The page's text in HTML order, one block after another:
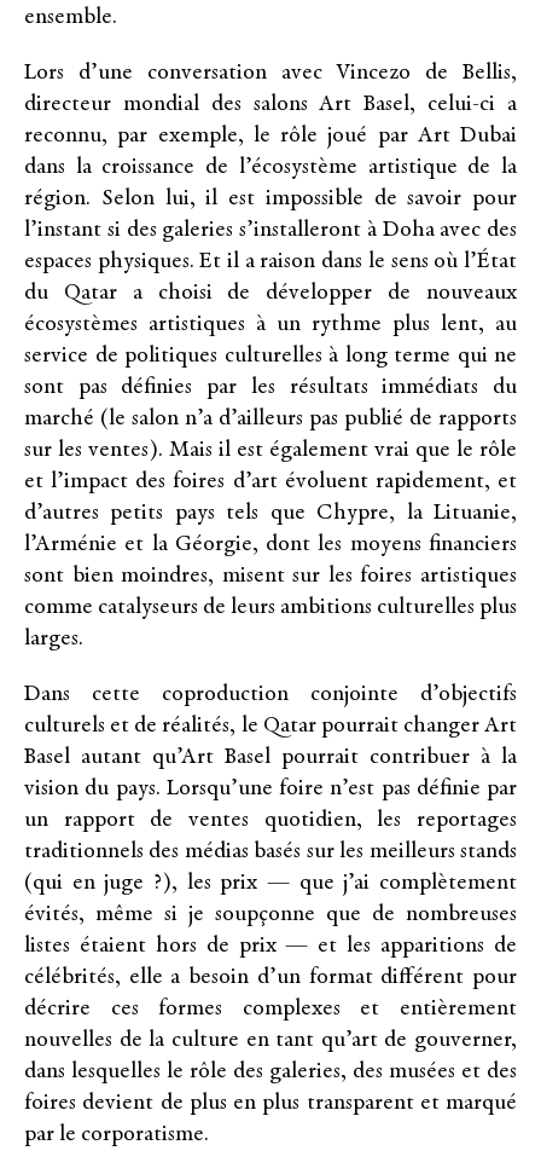
ensemble.
Lors d’une conversation avec Vincezo de Bellis,
directeur mondial des salons Art Basel, celui-ci a
reconnu, par exemple, le rôle joué par Art Dubai
dans la croissance de l’écosystème artistique de la
région. Selon lui, il est impossible de savoir pour
l’instant si des galeries s’installeront à Doha avec des
espaces physiques. Et il a raison dans le sens où l’État
du Qatar a choisi de développer de nouveaux
écosystèmes artistiques à un rythme plus lent, au
service de politiques culturelles à long terme qui ne
sont pas définies par les résultats immédiats du
marché (le salon n’a d’ailleurs pas publié de rapports
sur les ventes). Mais il est également vrai que le rôle
et l’impact des foires d’art évoluent rapidement, et
d’autres petits pays tels que Chypre, la Lituanie,
l’Arménie et la Géorgie, dont les moyens financiers
sont bien moindres, misent sur les foires artistiques
comme catalyseurs de leurs ambitions culturelles plus
larges.
Dans cette coproduction conjointe d’objectifs
culturels et de réalités, le Qatar pourrait changer Art
Basel autant qu’Art Basel pourrait contribuer à la
vision du pays. Lorsqu’une foire n’est pas définie par
un rapport de ventes quotidien, les reportages
traditionnels des médias basés sur les meilleurs stands
(qui en juge ?), les prix — que j’ai complètement
évités, même si je soupçonne que de nombreuses
listes étaient hors de prix — et les apparitions de
célébrités, elle a besoin d’un format différent pour
décrire ces formes complexes et entièrement
nouvelles de la culture en tant qu’art de gouverner,
dans lesquelles le rôle des galeries, des musées et des
foires devient de plus en plus transparent et marqué
par le corporatisme.